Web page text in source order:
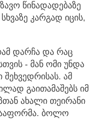
წინადადებაზე
კარგად იცის,
დარჩა და რაც
- მან ომი უნდა
ამ
გაითამაშებს იმ
ახალი თეირანი
ბოლო